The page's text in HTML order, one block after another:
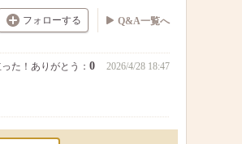
フォローする Q&A一覧へ
た！ありがとう： 0 2026/4/28 18:47